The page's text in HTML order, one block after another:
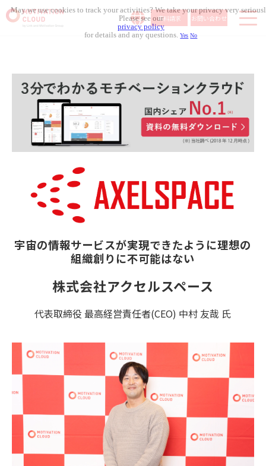
資料請求 お問い合わせ
料金体系
無料セミナー
お役立ち資料
コラム記事
宇宙の情報サービスが実現できたように理想の
組織創りに不可能はない
株式会社アクセルスペース
代表取締役 最高経営責任者(CEO) 中村 友哉 氏
May we use cookies to track your activities? We take your privacy very
Please see our
privacy policy
for details and any questions.Yes No